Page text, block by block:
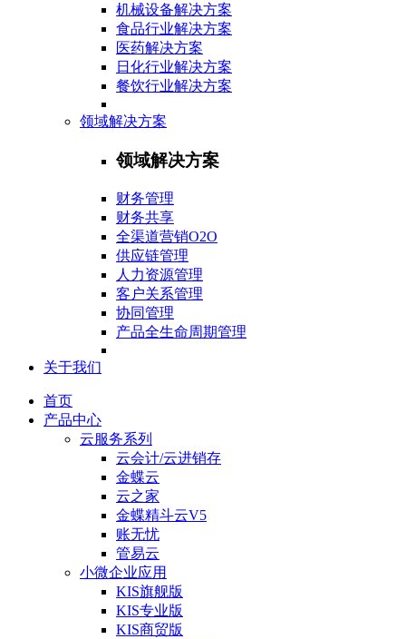
机械设备解决方案
食品行业解决方案
医药解决方案
日化行业解决方案
餐饮行业解决方案
领域解决方案
领域解决方案
财务管理
财务共享
全渠道营销O2O
供应链管理
人力资源管理
客户关系管理
协同管理
产品全生命周期管理
关于我们
首页
产品中心
云服务系列
云会计/云进销存
金蝶云
云之家
金蝶精斗云V5
账无忧
管易云
小微企业应用
KIS旗舰版
KIS专业版
KIS商贸版